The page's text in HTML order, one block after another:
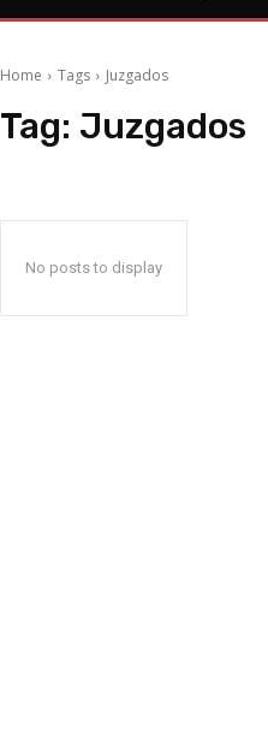
Home Tags Juzgados
Tag: Juzgados
No posts to display